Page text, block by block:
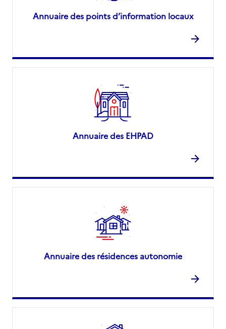
Annuaire des points d’information locaux
Annuaire des EHPAD
Annuaire des résidences autonomie